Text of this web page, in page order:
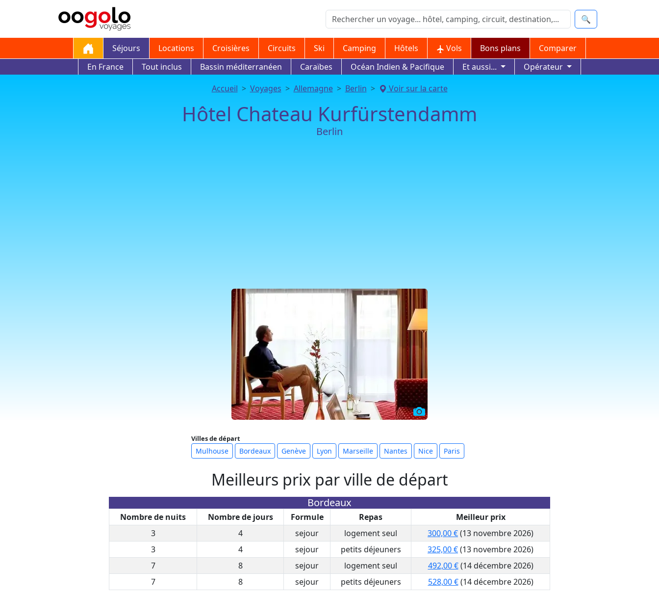
🔍
Séjours Locations Croisières Circuits Ski Camping Hôtels Vols Bons plans
Comparer
En France
Tout inclus Bassin méditerranéen Caraïbes Océan Indien & Pacifique Et aussi...
Opérateur
Accueil
Voyages Allemagne Berlin Voir sur la carte
Hôtel Chateau Kurfürstendamm
Berlin
Villes de départ
Mulhouse Bordeaux Genève Lyon Marseille Nantes Nice Paris
Meilleurs prix par ville de départ
Bordeaux
Nombre de nuits Nombre de jours Formule Repas
Meilleur prix
3
4 sejour logement seul 300,00 €(13 novembre 2026)
3
4 sejour petits déjeuners 325,00 €(13 novembre 2026)
7
8 sejour logement seul 492,00 €(14 décembre 2026)
7
8 sejour petits déjeuners 528,00 €(14 décembre 2026)